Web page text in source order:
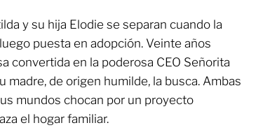
y su hija Elodie se separan cuando la
puesta en adopción. Veinte años
convertida en la poderosa CEO Señorita
madre, de origen humilde, la busca. Ambas
mundos chocan por un proyecto
el hogar familiar.